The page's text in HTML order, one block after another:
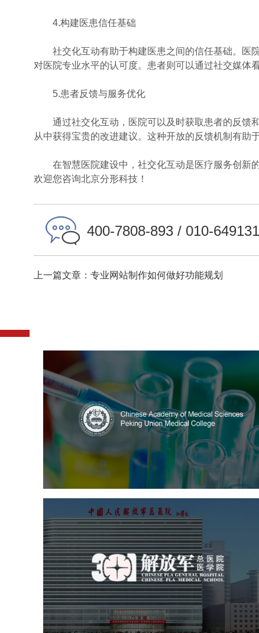
4.构建医患信任基础
社交化互动有助于构建医患之间的信任基础。医
对医院专业水平的认可度。患者则可以通过社交媒体
5.患者反馈与服务优化
通过社交化互动，医院可以及时获取患者的反馈
从中获得宝贵的改进建议。这种开放的反馈机制有助
在智慧医院建设中，社交化互动是医疗服务创新的
欢迎您咨询北京分形科技！
400-7808-893 / 010-
上一篇文章：专业网站制作如何做好功能规划
中国医学科学院
医药医疗 医院网站建设
定制开发
大学网站建设
高校网站建设
中国人民解放军总医院
医院
医药医疗 医院 医院网站建设 定制开发